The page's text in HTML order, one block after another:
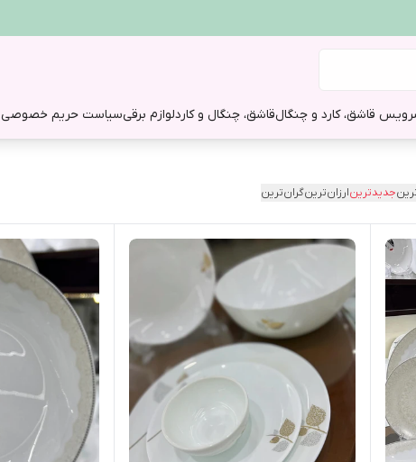
قاشق، کارد و چنگالقاشق، چنگال و کاردلوازم برقیسیاست حریم خصوصی
جدیدترینارزان‌ترینگران‌ترین